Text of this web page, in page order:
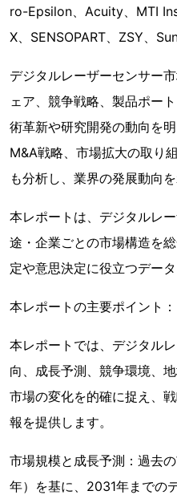
ro-Epsilon、Acuity、MTI
X、SENSOPART、ZSY、
デジタルレーザーセンサー
ェア、競争戦略、製品ポー
術革新や研究開発の動向を
M&A戦略、市場拡大の取り
も分析し、業界の発展動向を
本レポートは、デジタルレ
途・企業ごとの市場構造を
定や意思決定に役立つデー
本レポートの主要ポイント：
本レポートでは、デジタル
向、成長予測、競争環境、
市場の変化を的確に捉え、
報を提供します。
市場規模と成長予測：過去
年）を基に、2031年までの